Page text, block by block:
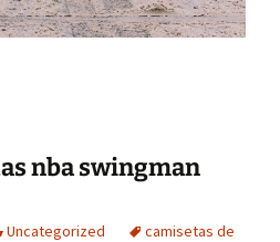
nba swingman
Uncategorized
camisetas de